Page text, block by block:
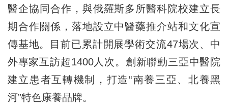
醫企協同合作，與俄羅斯多所醫科院校建立長
期合作關係，落地設立中醫藥推介站和文化宣
傳基地。目前已累計開展學術交流47場次、中
外專家互訪超1400人次。創新聯動三亞中醫院
建立患者互轉機制，打造“南養三亞、北養黑
河”特色康養品牌。